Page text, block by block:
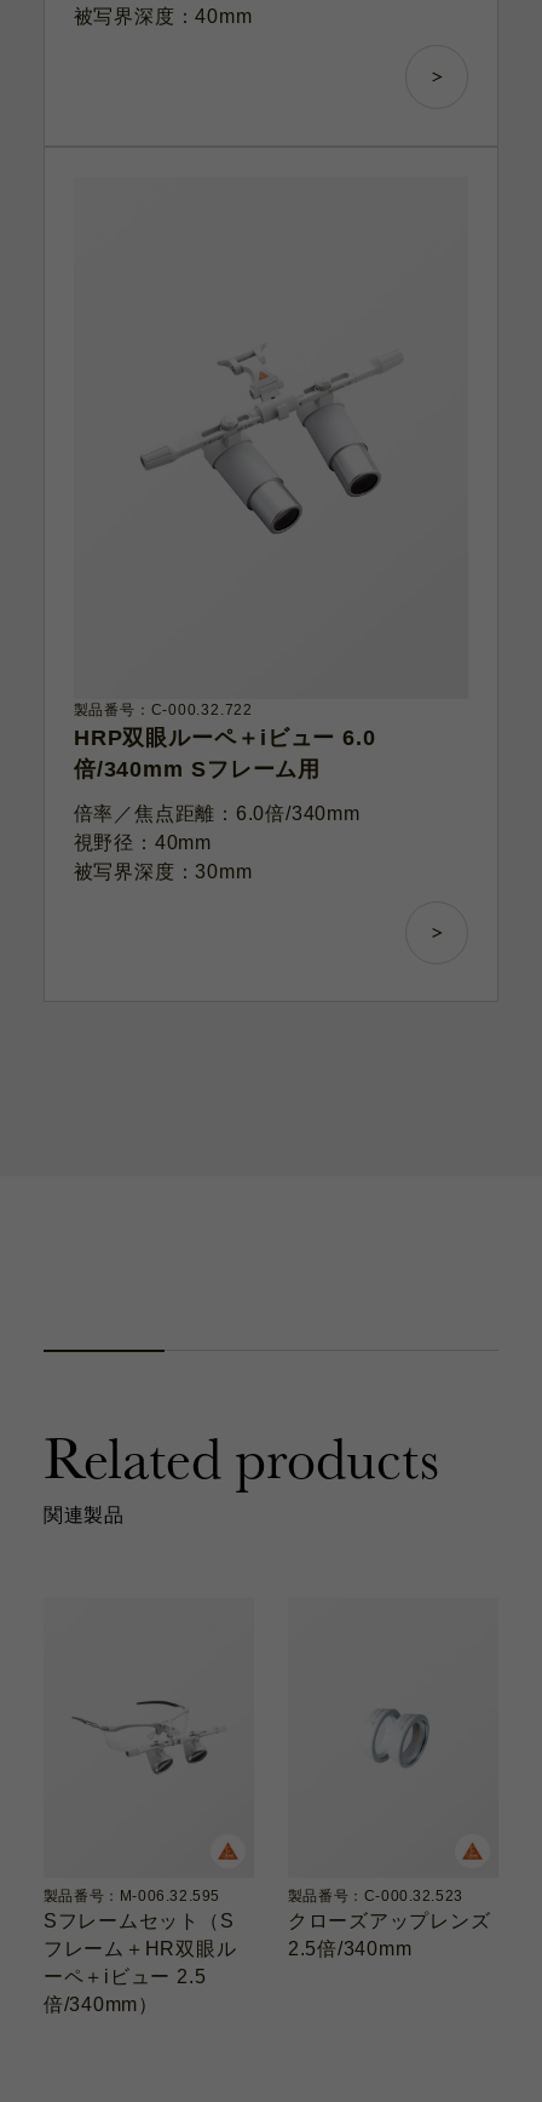
被写界深度：40mm
製品番号：C-000.32.722
HRP双眼ルーペ＋iビュー 6.0
倍/340mm Sフレーム用
倍率／焦点距離：6.0倍/340mm
視野径：40mm
被写界深度：30mm
Related products
関連製品
製品番号：M-006.32.595
Sフレームセット（S
フレーム＋HR双眼ル
ーペ＋iビュー 2.5
倍/340mm）
製品番号：C-000.32.523
クローズアップレンズ
2.5倍/340mm